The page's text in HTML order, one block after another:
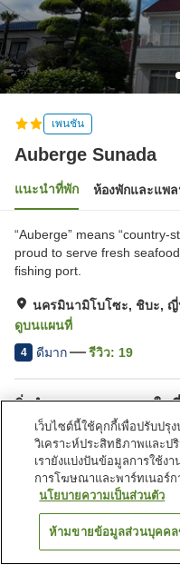
เพนชัน
Auberge Sunada
แนะนำที่พัก ห้องพักและแพ
“Auberge” means “country-
proud to serve fresh
fishing port.
นครมินามิโบโซะ, ชิบะ,
ดูบนแผนที่
4 ดีมาก รีวิว: 19
สิ่งอำนวยความสะดวกใน
ที่จอดรถ
บริการซักผ้า (ฟรี)
หน้าแรก ญี่ปุ่น ชิบะ
ค้
เว็บไซต์นี้ใช้คุกกี้เพื่อปรับปรุ
วิเคราะห์ประสิทธิภาพและป
เรายังแบ่งปันข้อมูลการใช้ง
การโฆษณาและพาร์ทเนอร์ก
นโยบายความเป็นส่วนตัว
ห้ามขายข้อมูลส่วนบุคค